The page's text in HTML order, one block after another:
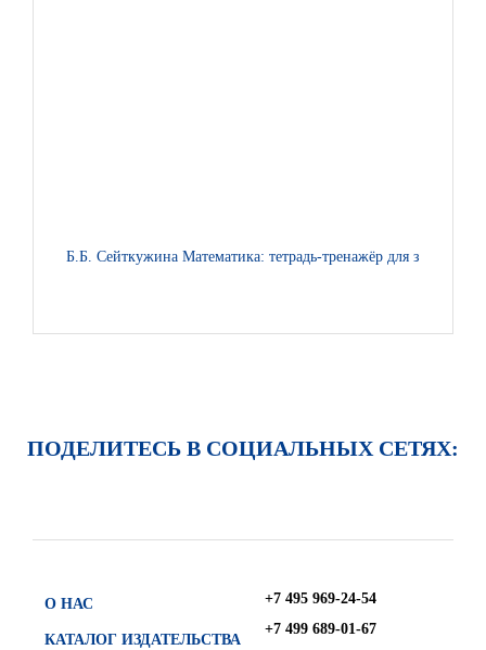
Б.Б. Сейткужина Математика: тетрадь-тренажёр для
ПОДЕЛИТЕСЬ В СОЦИАЛЬНЫХ СЕТЯХ:
О НАС
КАТАЛОГ ИЗДАТЕЛЬСТВА
+7 495 969-24-54
+7 499 689-01-67